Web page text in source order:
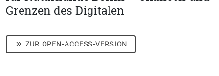
Grenzen des Digitalen
ZUR OPEN-ACCESS-VERSION